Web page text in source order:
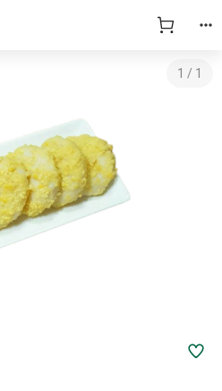
1 / 1